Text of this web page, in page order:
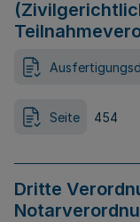
Seite 454
Dritte